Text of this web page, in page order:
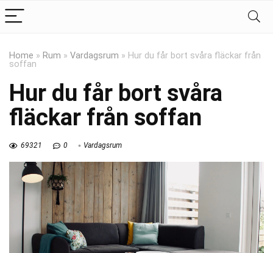
Home » Rum » Vardagsrum » Hur du får bort svåra fläckar från
soffan
Hur du får bort svåra
fläckar från soffan
69321 0 Vardagsrum